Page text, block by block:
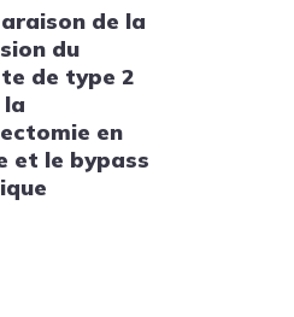
de la
du
de type 2
en
et le bypass